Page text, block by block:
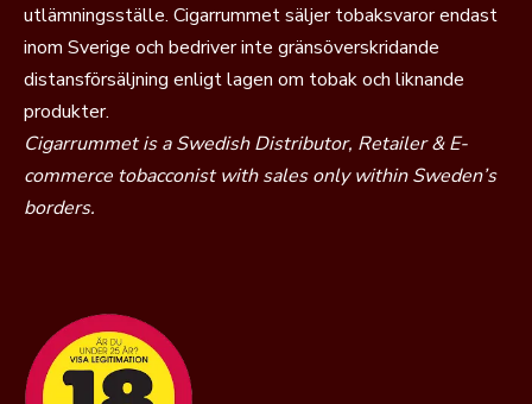
utlämningsställe. Cigarrummet säljer tobaksvaror endast
inom Sverige och bedriver inte gränsöverskridande
distansförsäljning enligt lagen om tobak och liknande
produkter.
Cigarrummet is a Swedish Distributor, Retailer & E-
commerce tobacconist with sales only within Sweden’s
borders.